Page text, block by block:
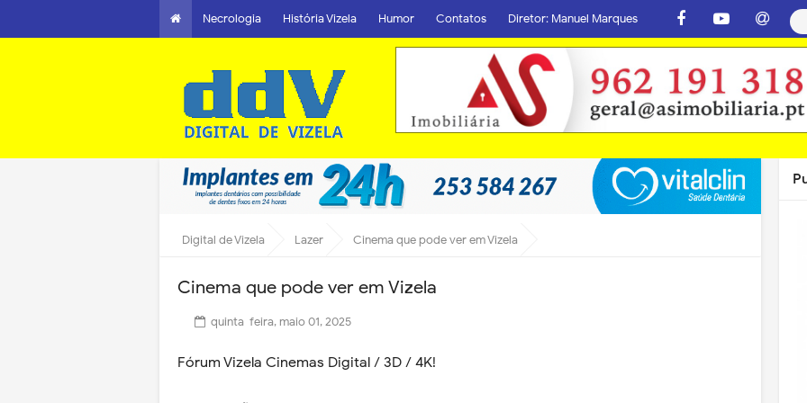
Necrologia História Vizela Humor Contatos Diretor: Manuel Marques
Digital de Vizela Lazer Cinema que pode ver em Vizela
Cinema que pode ver em Vizela
quinta-feira, maio 01, 2025
Fórum Vizela Cinemas Digital / 3D / 4K!